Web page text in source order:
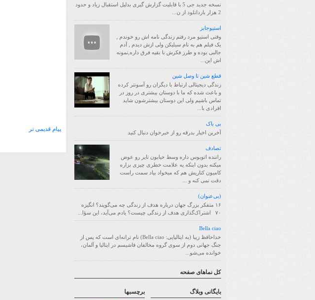
پیام قدیمی تر
نسخه جدید جی 5 با قابلیت گزارش گیری بدلیل استقبال زیاد و حدود
2 هزار باردانلود از ن...
استیوجابز
وقتی استیو مرد رفتم زندگی نامه اش رو خوندم ,
یک فیلم هم به نام سیلیکن ولی ازش دیدم , آدم
جالبی بوده و طرز فکرش با بقیه فرق داره,نمونه
اش این...
قطع شین تا وصل شین
زندگی دیجیتالی ارتباط با دیگران رو آسونتر کرده
و باعث شده که ما با دوستان بیشتری در روز در
تماس باشیم ولی این دوستان بیشترشون شاید
افرادی با...
بی باک
آخرین اخبار بدرقه رو از خبرخوان دنبال کنید
تصادف
راننده اتوبوس داره وسط خیابون تایر رو عوض
میکنه بدون اینکه یه علامت خطری چیزی بزاره
کامیون کناریش هم که میخواد بیاد سمت راست
دقت نمی کنه و ...
(بی‌عنوان)
۱۶ متفکر بزرگ جهان درباره هدف از زندگی چه می‌گویند؟ انگیزه
۷۰ اشتراک‌گذاری هدف از زندگی چیست؟ یادم می‌آید، این سؤا...
Bella ciao
خداحافظ زیبا (به ایتالیایی: Bella ciao) نام ترانه‌ای است که پس از
جنگ جهانی دوم از سوی گروه مخالفان فاشیسم در ایتالیا و آلمان،
خوانده می‌شو...
کل نماهای صفحه
برچسبها بايگانی وبلاگ